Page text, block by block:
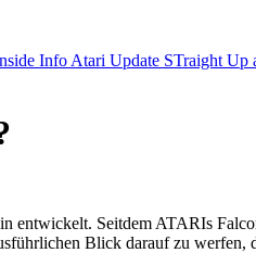
Info Atari Update STraight Up
entwickelt. Seitdem ATARIs
Blick darauf zu